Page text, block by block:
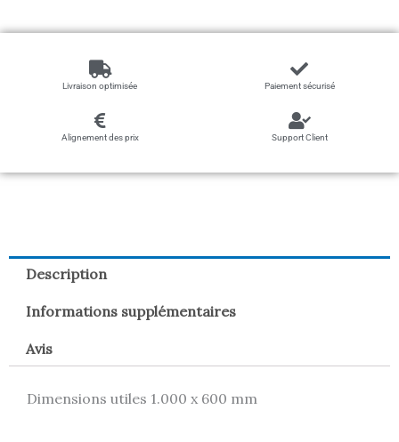
Livraison optimisée Paiement sécurisé
Alignement des prix Support Client
Description
Informations supplémentaires
Avis
Dimensions utiles 1.000 x 600 mm